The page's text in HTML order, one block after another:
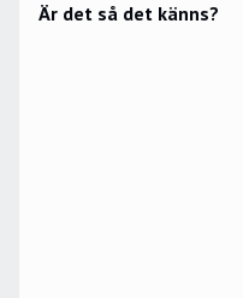
Är det så det känns?